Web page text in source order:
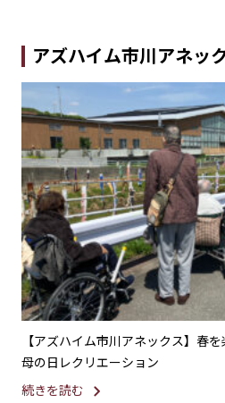
アズハイム市川アネッ
【アズハイム市川アネックス】春
母の日レクリエーション
続きを読む